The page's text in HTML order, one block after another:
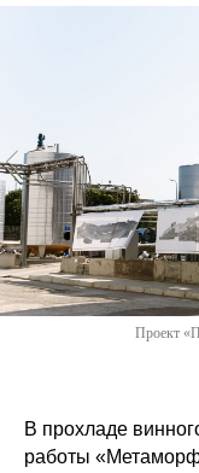
Проект
В прохладе
работы